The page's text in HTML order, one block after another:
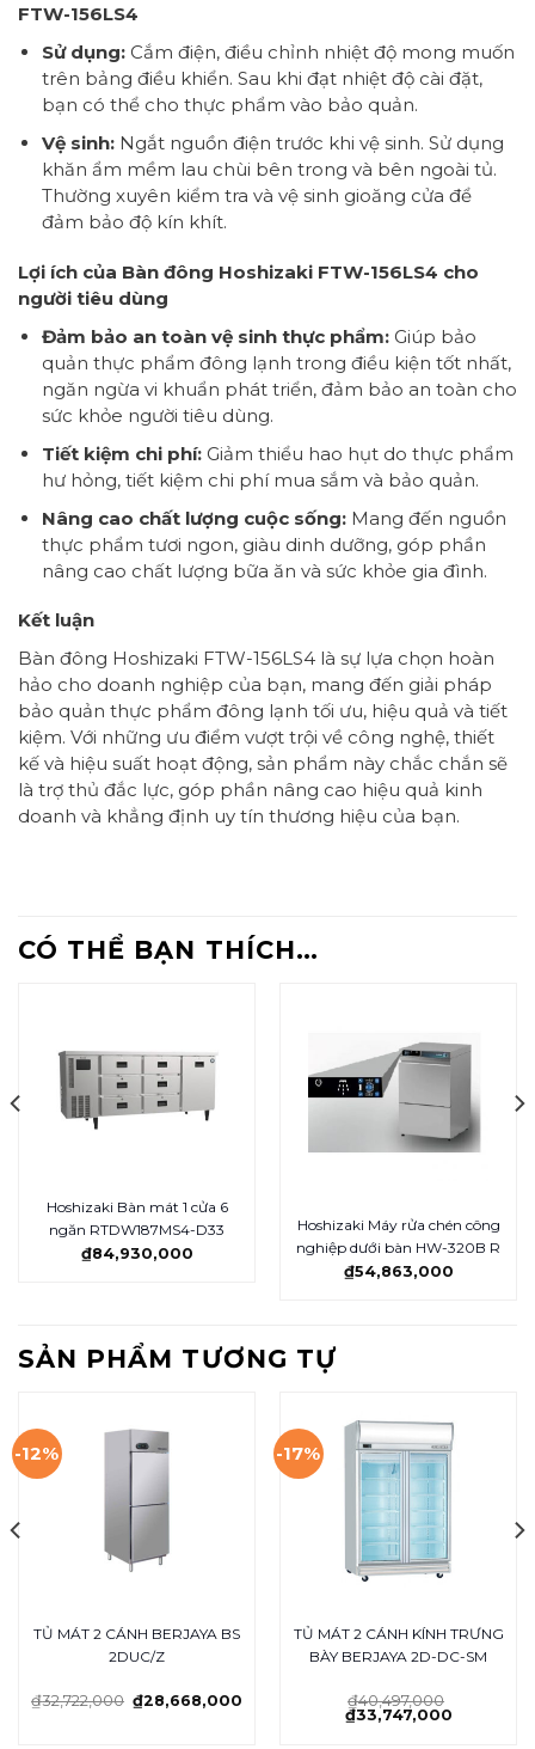
FTW-156LS4
Sử dụng:Cắm điện, điều chỉnh nhiệt độ mong muốn
trên bảng điều khiển. Sau khi đạt nhiệt độ cài đặt,
bạn có thể cho thực phẩm vào bảo quản.
Vệ sinh:Ngắt nguồn điện trước khi vệ sinh. Sử dụng
khăn ẩm mềm lau chùi bên trong và bên ngoài tủ.
Thường xuyên kiểm tra và vệ sinh gioăng cửa để
đảm bảo độ kín khít.
Lợi ích của Bàn đông Hoshizaki FTW-156LS4 cho
người tiêu dùng
Đảm bảo an toàn vệ sinh thực phẩm:Giúp bảo
quản thực phẩm đông lạnh trong điều kiện tốt nhất,
ngăn ngừa vi khuẩn phát triển, đảm bảo an toàn cho
sức khỏe người tiêu dùng.
Tiết kiệm chi phí:Giảm thiểu hao hụt do thực phẩm
hư hỏng, tiết kiệm chi phí mua sắm và bảo quản.
Nâng cao chất lượng cuộc sống:Mang đến nguồn
thực phẩm tươi ngon, giàu dinh dưỡng, góp phần
nâng cao chất lượng bữa ăn và sức khỏe gia đình.
Kết luận
Bàn đông Hoshizaki FTW-156LS4 là sự lựa chọn hoàn
hảo cho doanh nghiệp của bạn, mang đến giải pháp
bảo quản thực phẩm đông lạnh tối ưu, hiệu quả và tiết
kiệm. Với những ưu điểm vượt trội về công nghệ, thiết
kế và hiệu suất hoạt động, sản phẩm này chắc chắn sẽ
là trợ thủ đắc lực, góp phần nâng cao hiệu quả kinh
doanh và khẳng định uy tín thương hiệu của bạn.
CÓ THỂ BẠN THÍCH…
Hoshizaki Bàn mát 1 cửa 6
ngăn RTDW187MS4-D33
₫84,930,000
Hoshizaki Máy rửa chén công
nghiệp dưới bàn HW-320B R
₫54,863,000
SẢN PHẨM TƯƠNG TỰ
-12%
TỦ MÁT 2 CÁNH BERJAYA BS
2DUC/Z
₫32,722,000 ₫28,668,000
-17%
TỦ MÁT 2 CÁNH KÍNH TRƯNG
BÀY BERJAYA 2D-DC-SM
₫40,497,000
₫33,747,000